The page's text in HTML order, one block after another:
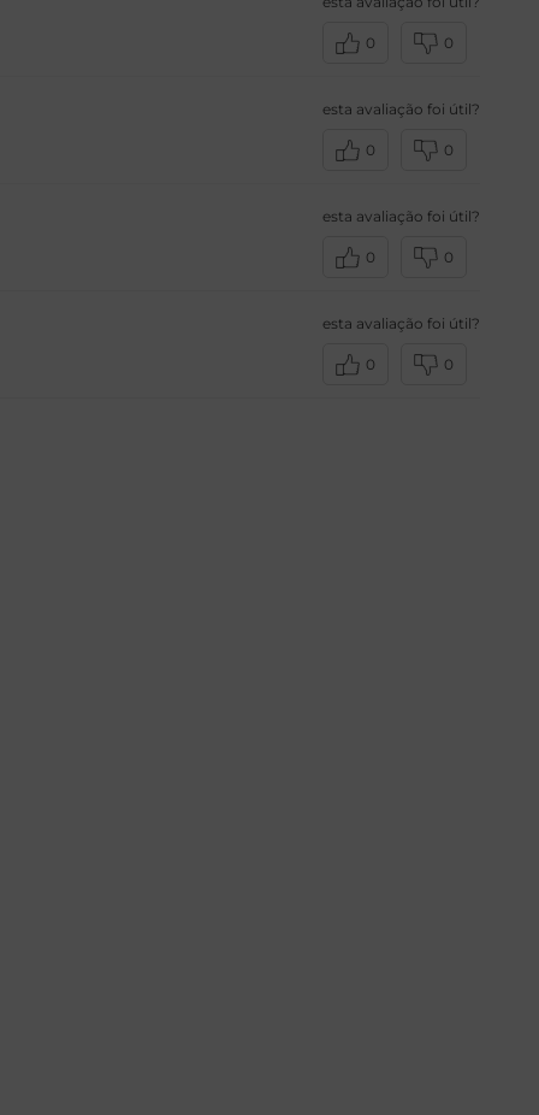
0 0
esta avaliação foi útil?
0 0
esta avaliação foi útil?
0 0
esta avaliação foi útil?
0 0